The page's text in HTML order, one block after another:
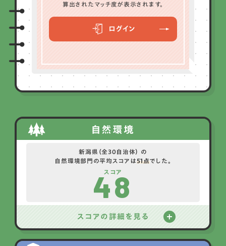
算出されたマッチ度が表示されます。
ログイン
自然環境
新潟県（全30自治体） の
自然環境部門の平均スコアは 51点でした。
スコア
48
スコアの詳細を見る